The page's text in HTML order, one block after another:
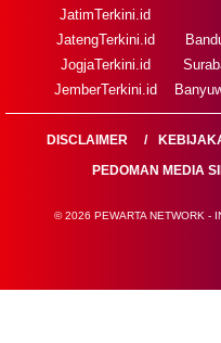
JatimTerkini.id
JatengTerkini.id
JogjaTerkini.id
JemberTerkini.id
DISCLAIMER
PEDOMAN MEDIA
© 2026 PEWARTA NETWORK -